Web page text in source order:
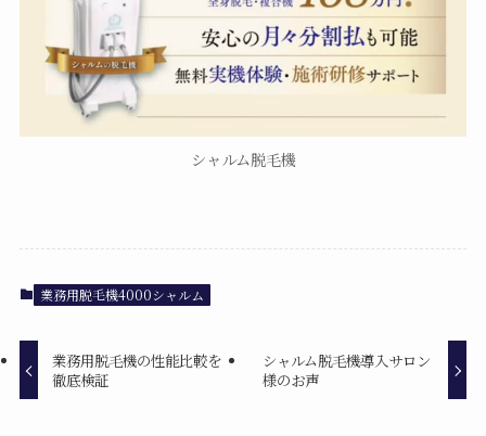
シャルム脱毛機
業務用脱毛機4000シャルム
業務用脱毛機の性能比較を
徹底検証
シャルム脱毛機導入サロン
様のお声